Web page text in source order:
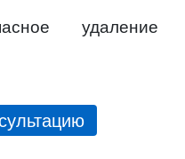
удаление